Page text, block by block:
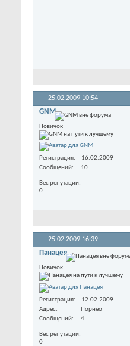
25.02.2009 10:54
GNM
Новичок
Регистрация
16.02.2009
Сообщений
10
Вес репутации
0
25.02.2009 16:39
Панацея
Новичок
Регистрация
12.02.2009
Адрес
Порнео
Сообщений
4
Вес репутации
0